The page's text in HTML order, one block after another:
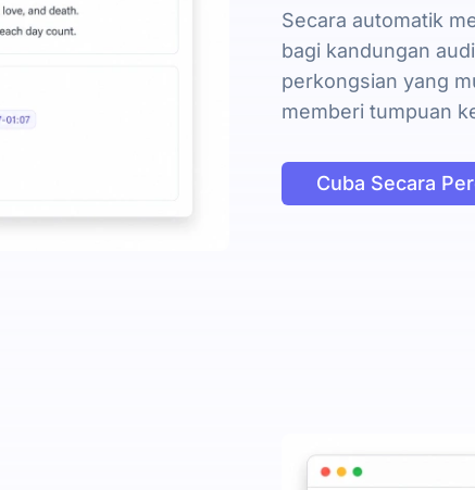
Secara automatik
bagi kandungan
perkongsian yang
memberi tumpuan
Cuba Secara